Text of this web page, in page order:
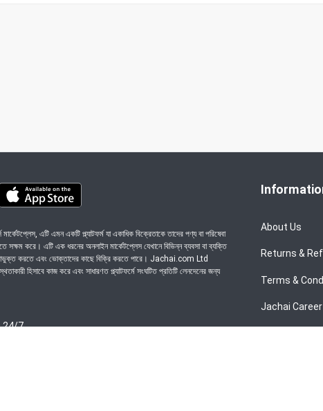
এটি এমন একটি প্ল্যাটফর্ম যা একাধিক বিক্রেতাকে তাদের পণ্য বা পরিষেবা
সক্ষম করে। এটি এক ধরনের অনলাইন মার্কেটপ্লেস যেখানে বিভিন্ন ব্যবসা বা ব্যক্তি
করতে এবং ভোক্তাদের কাছে বিক্রি করতে পারে। Jachai.com Ltd
হিসাবে কাজ করে এবং সাধারণত প্ল্যাটফর্মে সংঘটিত প্রতিটি লেনদেনের জন্য
24/7
About Us
Returns &
Terms &
Jachai Career